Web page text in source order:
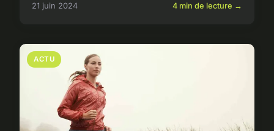
21 juin 2024 4 min de lecture →
ACTU